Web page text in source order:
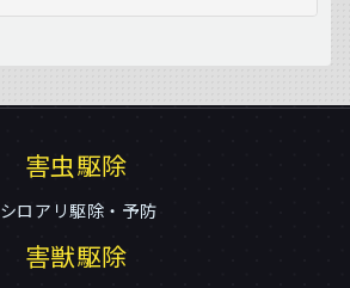
害虫駆除
シロアリ駆除・予防
害獣駆除